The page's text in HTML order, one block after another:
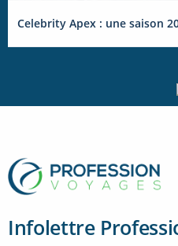
Celebrity Apex : une saison
Infolettre